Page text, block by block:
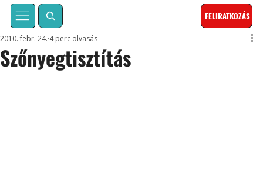
FELIRATKOZÁS
Szőnyegtisztítás
2010. febr. 24. 4 perc olvasás